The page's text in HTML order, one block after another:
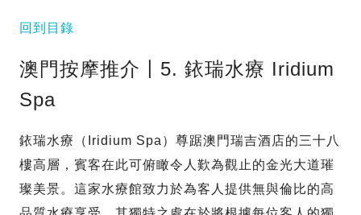
回到目錄
澳門按摩推介〡5. 銥瑞水療 Iridium
Spa
銥瑞水療（Iridium Spa）尊踞澳門瑞吉酒店的三十八
樓高層，賓客在此可俯瞰令人歎為觀止的金光大道璀
璨美景。這家水療館致力於為客人提供無與倫比的高